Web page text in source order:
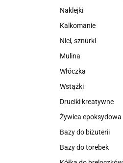
Naklejki
Kalkomanie
Nici, sznurki
Mulina
Włóczka
Wstążki
Druciki kreatywne
Żywica epoksydowa
Bazy do biżuterii
Bazy do torebek